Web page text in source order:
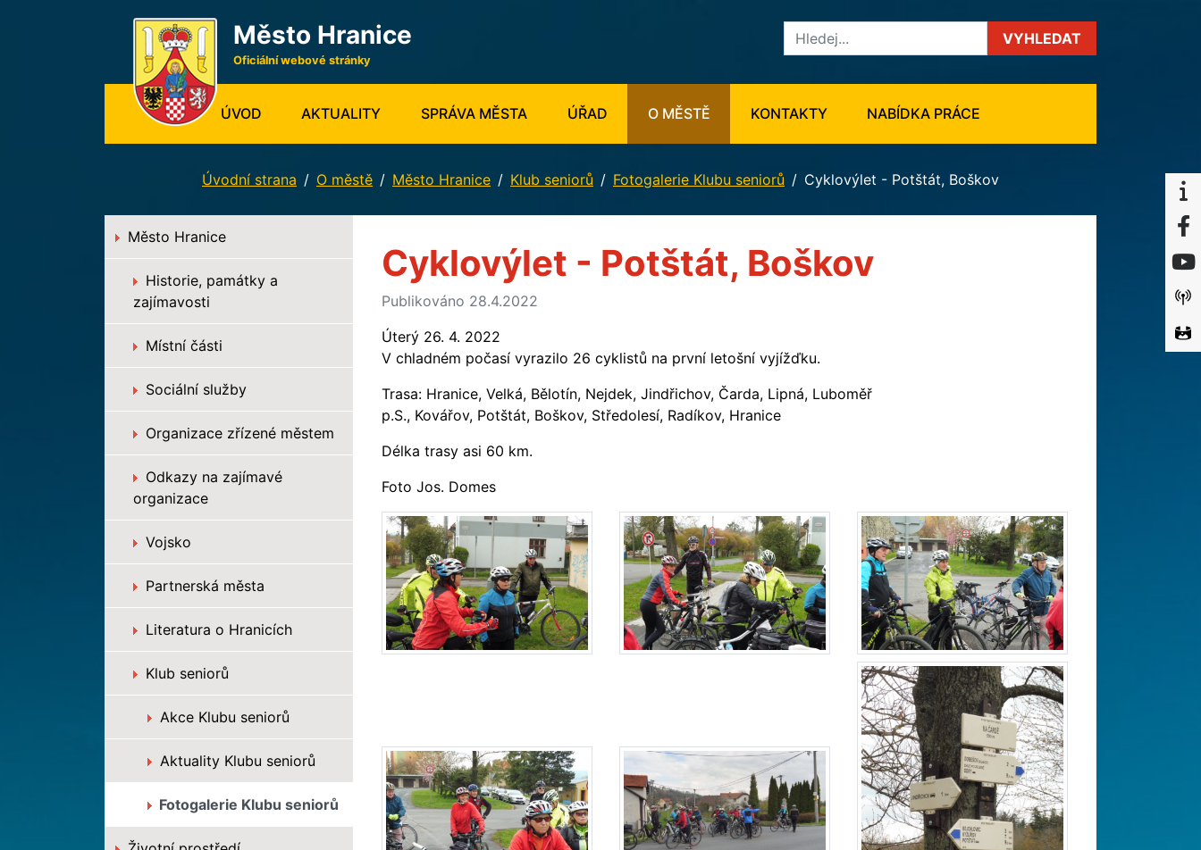
Město Hranice
Oficiální webové stránky
VYHLEDAT
ÚVOD(CURRENT)AKTUALITY SPRÁVA MĚSTA ÚŘAD O MĚSTĚ KONTAKTY NABÍDKA PRÁCE
Úvodní strana O městě Město Hranice Klub seniorů Fotogalerie Klubu seniorů Cyklovýlet - Potštát, Boškov
Cyklovýlet - Potštát, Boškov
Publikováno 28.4.2022
Úterý 26. 4. 2022
V chladném počasí vyrazilo 26 cyklistů na první letošní vyjížďku.
Trasa: Hranice, Velká, Bělotín, Nejdek, Jindřichov, Čarda, Lipná, Luboměř
p.S., Kovářov, Potštát, Boškov, Středolesí, Radíkov, Hranice
Délka trasy asi 60 km.
Foto Jos. Domes
Město Hranice
Historie, památky a
zajímavosti
Místní části
Sociální služby
Organizace zřízené městem
Odkazy na zajímavé
organizace
Vojsko
Partnerská města
Literatura o Hranicích
Klub seniorů
Akce Klubu seniorů
Aktuality Klubu seniorů
Fotogalerie Klubu seniorů